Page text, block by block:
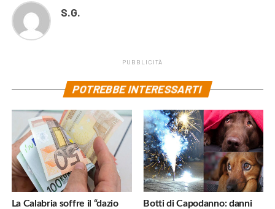
S.G.
PUBBLICITÀ
POTREBBE INTERESSARTI
La Calabria soffre il “dazio
Botti di Capodanno: danni